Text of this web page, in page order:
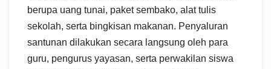
berupa uang tunai, paket sembako, alat tulis
sekolah, serta bingkisan makanan. Penyaluran
santunan dilakukan secara langsung oleh para
guru, pengurus yayasan, serta perwakilan siswa